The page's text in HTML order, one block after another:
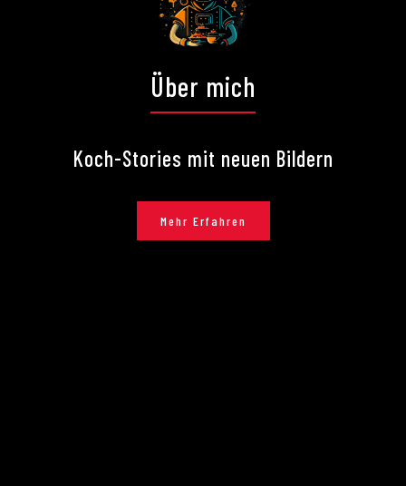
Über mich
Koch-Stories mit neuen Bildern
Mehr Erfahren